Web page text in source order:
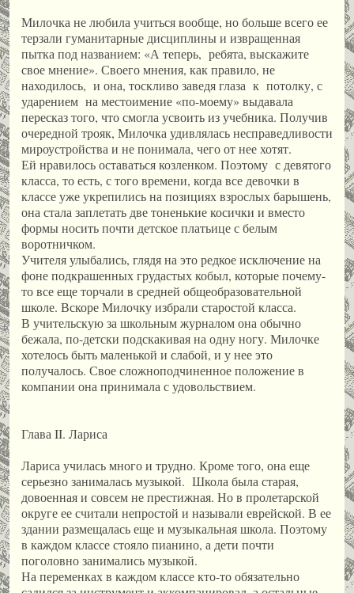
Милочка не любила учиться вообще, но больше всего ее
терзали гуманитарные дисциплины и извращенная
пытка под названием: «А теперь, ребята, выскажите
свое мнение». Своего мнения, как правило, не
находилось, и она, тоскливо заведя глаза к потолку, с
ударением на местоимение «по-моему» выдавала
пересказ того, что смогла усвоить из учебника. Получив
очередной трояк, Милочка удивлялась несправедливости
мироустройства и не понимала, чего от нее хотят.
Ей нравилось оставаться козленком. Поэтому с девятого
класса, то есть, с того времени, когда все девочки в
классе уже укрепились на позициях взрослых барышень,
она стала заплетать две тоненькие косички и вместо
формы носить почти детское платьице с белым
воротничком.
Учителя улыбались, глядя на это редкое исключение на
фоне подкрашенных грудастых кобыл, которые почему-
то все еще торчали в средней общеобразовательной
школе. Вскоре Милочку избрали старостой класса.
В учительскую за школьным журналом она обычно
бежала, по-детски подскакивая на одну ногу. Милочке
хотелось быть маленькой и слабой, и у нее это
получалось. Свое сложноподчиненное положение в
компании она принимала с удовольствием.
Глава II. Лариса
Лариса училась много и трудно. Кроме того, она еще
серьезно занималась музыкой. Школа была старая,
довоенная и совсем не престижная. Но в пролетарской
округе ее считали непростой и называли еврейской. В ее
здании размещалась еще и музыкальная школа. Поэтому
в каждом классе стояло пианино, а дети почти
поголовно занимались музыкой.
На переменках в каждом классе кто-то обязательно